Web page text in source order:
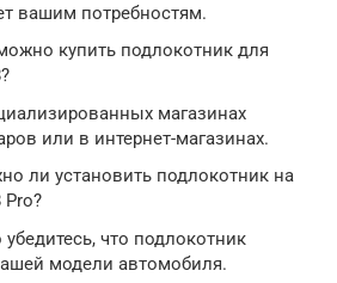
вашим потребностям.
купить подлокотник для
магазинах
или в интернет-магазинах.
ли установить подлокотник на
Pro?
что подлокотник
модели автомобиля.